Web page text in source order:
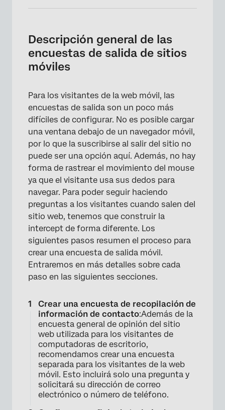
Descripción general de las
encuestas de salida de sitios
móviles
Para los visitantes de la web móvil, las
encuestas de salida son un poco más
difíciles de configurar. No es posible cargar
una ventana debajo de un navegador móvil,
por lo que la suscribirse al salir del sitio no
puede ser una opción aquí. Además, no hay
forma de rastrear el movimiento del mouse
ya que el visitante usa sus dedos para
navegar. Para poder seguir haciendo
preguntas a los visitantes cuando salen del
sitio web, tenemos que construir la
intercept de forma diferente. Los
siguientes pasos resumen el proceso para
crear una encuesta de salida móvil.
Entraremos en más detalles sobre cada
paso en las siguientes secciones.
Crear una encuesta de recopilación de
información de contacto:Además de la
encuesta general de opinión del sitio
web utilizada para los visitantes de
computadoras de escritorio,
recomendamos crear una encuesta
separada para los visitantes de la web
móvil. Esto incluirá solo una pregunta y
solicitará su dirección de correo
electrónico o número de teléfono.